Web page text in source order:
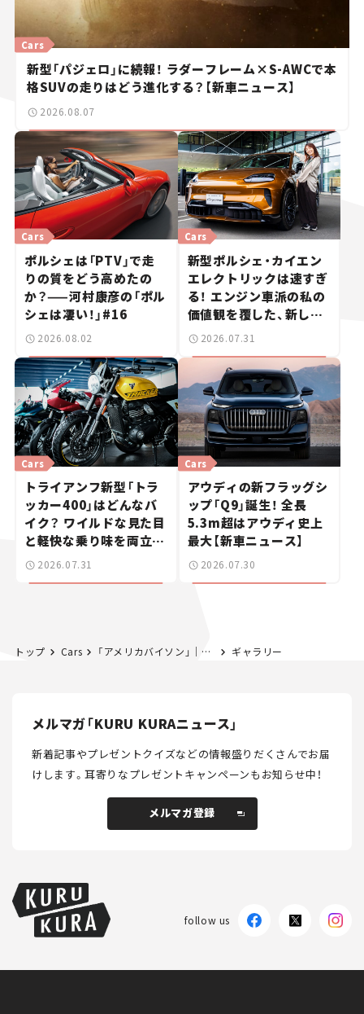
新型「パジェロ」に続報！ ラダーフレーム×S-AWCで本
格SUVの走りはどう進化する？【新車ニュース】
Cars
2026.08.07
ポルシェは「PTV」で走
りの質をどう高めたの
か？——河村康彦の「ポル
シェは凄い！」#16
Cars
2026.08.02
新型ポルシェ・カイエン
エレクトリックは速すぎ
る！ エンジン車派の私の
価値観を覆した、新しい
ポルシェの走り。
Cars
2026.07.31
トライアンフ新型「トラ
ッカー400」はどんなバ
イク？ ワイルドな見た目
と軽快な乗り味を両立し
た400ccフラットトラッ
Cars
2026.07.31
アウディの新フラッグシ
ップ「Q9」誕生！ 全長
5.3m超はアウディ史上
最大【新車ニュース】
Cars
2026.07.30
トップ Cars 「アメリカバイソン」｜第19回アニマル”しっかり”みるみる ギャラリー
メルマガ「KURU KURAニュース」
新着記事やプレゼントクイズなどの情報盛りだくさんでお届
けします。耳寄りなプレゼントキャンペーンもお知らせ中！
メルマガ登録
follow us